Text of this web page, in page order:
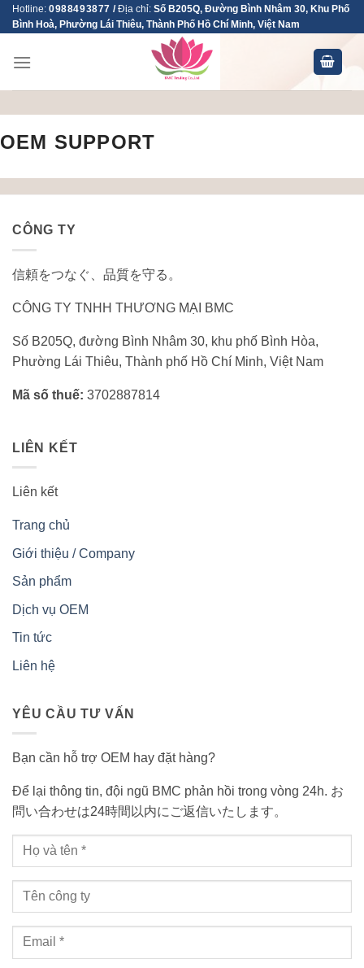
SkipHotline: 0988493877 /Địa chỉ: Số B205Q, Đường Bình Nhâm 30, Khu Phố
Bình Hoà, Phường Lái Thiêu, Thành Phố Hồ Chí Minh, Việt Nam
OEM SUPPORT
CÔNG TY
信頼をつなぐ、品質を守る。
CÔNG TY TNHH THƯƠNG MẠI BMC
Số B205Q, đường Bình Nhâm 30, khu phố Bình Hòa,
Phường Lái Thiêu, Thành phố Hồ Chí Minh, Việt Nam
Mã số thuế: 3702887814
LIÊN KẾT
Liên kết
Trang chủ
Giới thiệu / Company
Sản phẩm
Dịch vụ OEM
Tin tức
Liên hệ
YÊU CẦU TƯ VẤN
Bạn cần hỗ trợ OEM hay đặt hàng?
Để lại thông tin, đội ngũ BMC phản hồi trong vòng 24h. お
問い合わせは24時間以内にご返信いたします。